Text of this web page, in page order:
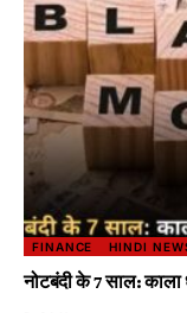
FINANCE HINDI
नोटबंदी के 7 साल: काला